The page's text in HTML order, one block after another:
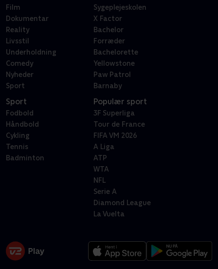
Film
Dokumentar
Reality
Livsstil
Underholdning
Comedy
Nyheder
Sport
Sygeplejeskolen
X Factor
Bachelor
Forræder
Bachelorette
Yellowstone
Paw Patrol
Barnaby
Sport
Fodbold
Håndbold
Cykling
Tennis
Badminton
Populær sport
3F Superliga
Tour de France
FIFA VM 2026
A Liga
ATP
WTA
NFL
Serie A
Diamond League
La Vuelta